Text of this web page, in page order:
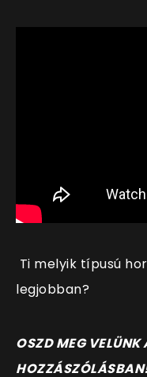
Ti melyik típusú
legjobban?
OSZD MEG VELÜNK